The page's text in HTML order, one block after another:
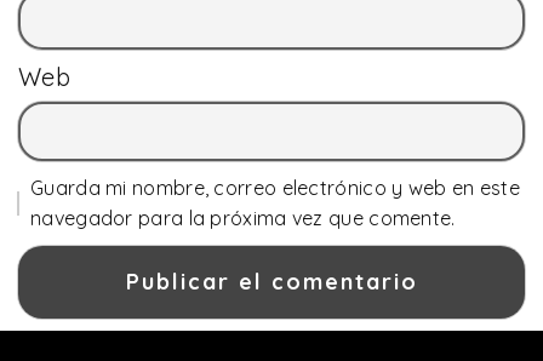
Web
Guarda mi nombre, correo electrónico y web en este
navegador para la próxima vez que comente.